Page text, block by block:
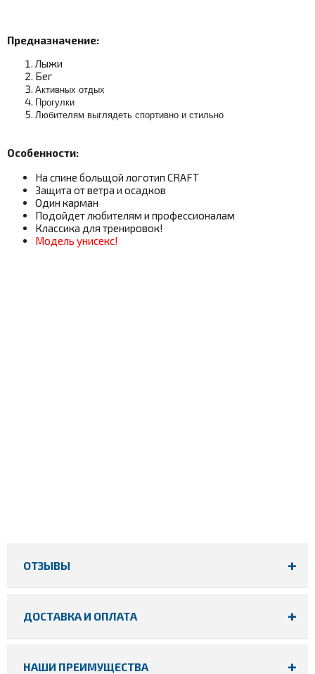
Предназначение:
Лыжи
Бег
Активных отдых
Прогулки
Любителям выглядеть спортивно и стильно
Особенности:
На спине больщой логотип CRAFT
Защита от ветра и осадков
Один карман
Подойдет любителям и профессионалам
Классика для тренировок!
Модель унисекс!
ОТЗЫВЫ
ДОСТАВКА И ОПЛАТА
НАШИ ПРЕИМУЩЕСТВА